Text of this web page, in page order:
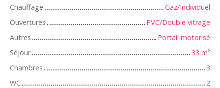
Chauffage
Gaz/Individuel
Ouvertures
PVC/Double vitrage
Autres
Portail motorisé
Séjour
33 m²
Chambres
3
WC
2